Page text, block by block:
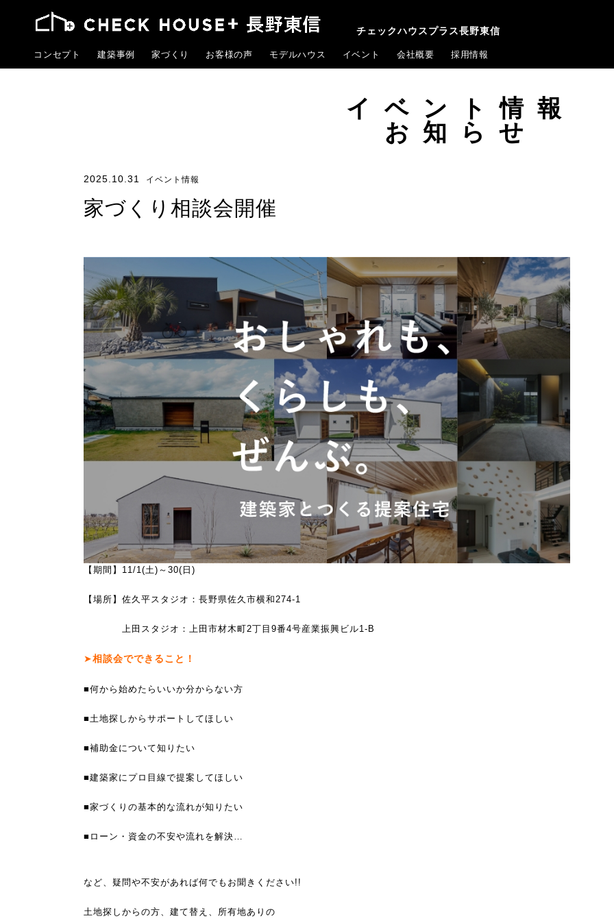
チェックハウスプラス長野東信
コンセプト 建築事例 家づくり お客様の声 モデルハウス イベント 会社概要 採用情報
イベント情報
お知らせ
2025.10.31 イベント情報
家づくり相談会開催
【期間】11/1(土)～30(日)
【場所】佐久平スタジオ：長野県佐久市横和274-1
上田スタジオ：上田市材木町2丁目9番4号産業振興ビル1-B
➤相談会でできること！
■何から始めたらいいか分からない方
■土地探しからサポートしてほしい
■補助金について知りたい
■建築家にプロ目線で提案してほしい
■家づくりの基本的な流れが知りたい
■ローン・資金の不安や流れを解決…
など、疑問や不安があれば何でもお聞きください!!
土地探しからの方、建て替え、所有地ありの